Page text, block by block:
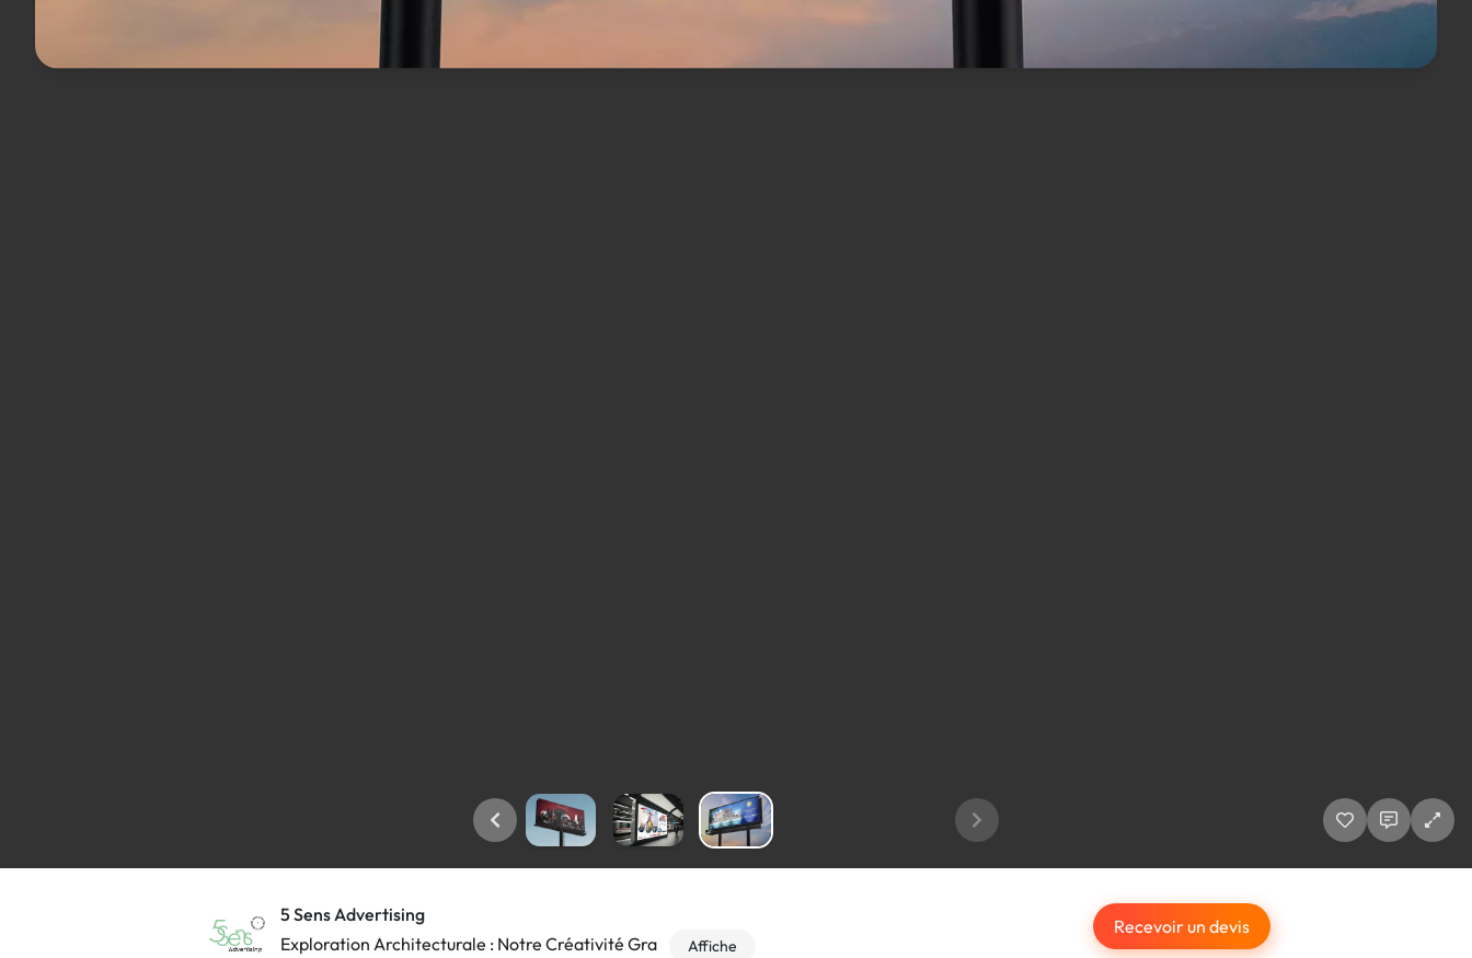
5 Sens Advertising
Exploration Architecturale : Notre Créativité Gra
Affiche
Recevoir un devis